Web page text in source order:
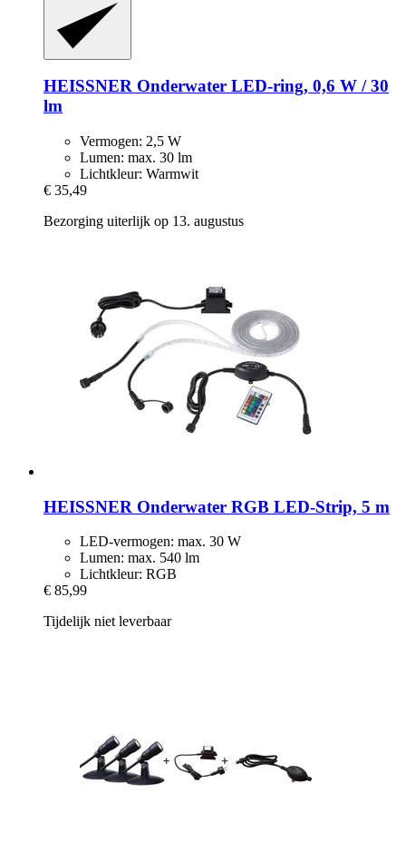
HEISSNER Onderwater LED-​ring, 0,6 W / 30
lm
Vermogen: 2,5 W
Lumen: max. 30 lm
Lichtkleur: Warmwit
€ 35,49
Bezorging uiterlijk op 13. augustus
HEISSNER Onderwater RGB LED-​Strip, 5 m
LED-vermogen: max. 30 W
Lumen: max. 540 lm
Lichtkleur: RGB
€ 85,99
Tijdelijk niet leverbaar